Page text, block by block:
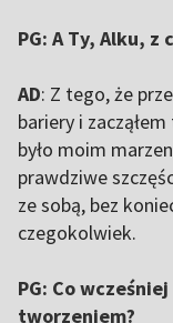
PG: A Ty, Alku,
AD: Z tego, że
bariery i
było moim
prawdziwe
ze sobą, bez
czegokolwiek.
PG: Co
tworzeniem?